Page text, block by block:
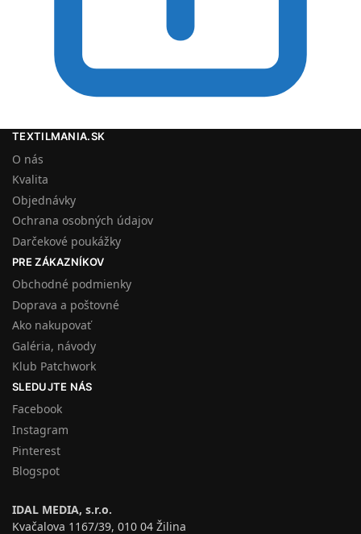
TEXTILMANIA.SK
O nás
Kvalita
Objednávky
Ochrana osobných údajov
Darčekové poukážky
PRE ZÁKAZNÍKOV
Obchodné podmienky
Doprava a poštovné
Ako nakupovať
Galéria, návody
Klub Patchwork
SLEDUJTE NÁS
Facebook
Instagram
Pinterest
Blogspot
IDAL MEDIA, s.r.o.
Kvačalova 1167/39, 010 04 Žilina